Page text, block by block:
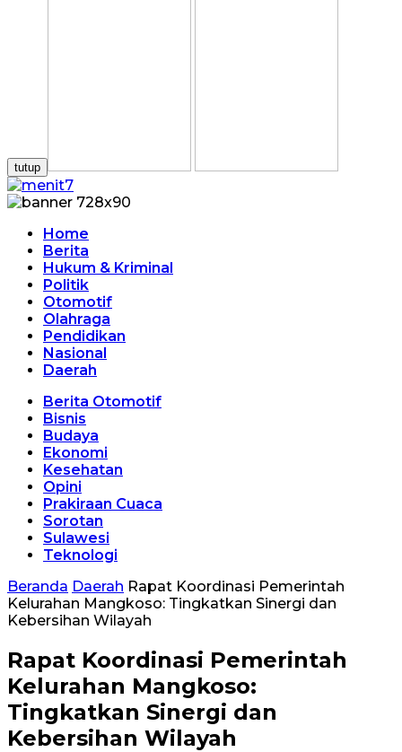
tutup
Home
Berita
Hukum & Kriminal
Politik
Otomotif
Olahraga
Pendidikan
Nasional
Daerah
Berita Otomotif
Bisnis
Budaya
Ekonomi
Kesehatan
Opini
Prakiraan Cuaca
Sorotan
Sulawesi
Teknologi
Beranda Daerah Rapat Koordinasi Pemerintah
Kelurahan Mangkoso: Tingkatkan Sinergi dan
Kebersihan Wilayah
Rapat Koordinasi Pemerintah
Kelurahan Mangkoso:
Tingkatkan Sinergi dan
Kebersihan Wilayah